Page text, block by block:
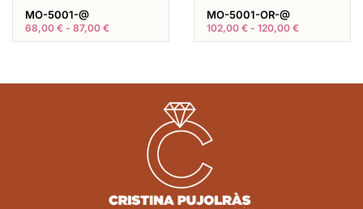
MO-5001-@
68,00 € - 87,00 €
MO-5001-OR-@
102,00 € - 120,00 €